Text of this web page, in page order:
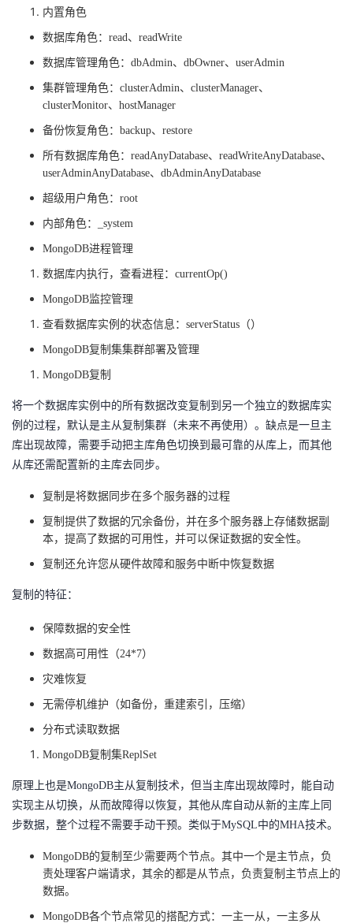
内置角色
数据库角色： read、readWrite
数据库管理角色： dbAdmin、dbOwner、userAdmin
集群管理角色： clusterAdmin、clusterManager、
clusterMonitor、hostManager
备份恢复角色： backup、restore
所有数据库角色： readAnyDatabase、readWriteAnyDatabase、
userAdminAnyDatabase、dbAdminAnyDatabase
超级用户角色： root
内部角色： _system
MongoDB进程管理
数据库内执行，查看进程： currentOp()
MongoDB监控管理
查看数据库实例的状态信息： serverStatus（）
MongoDB复制集集群部署及管理
MongoDB复制
将一个数据库实例中的所有数据改变复制到另一个独立的数据库实
例的过程，默认是主从复制集群（未来不再使用）。缺点是一旦主
库出现故障，需要手动把主库角色切换到最可靠的从库上，而其他
从库还需配置新的主库去同步。
复制是将数据同步在多个服务器的过程
复制提供了数据的冗余备份，并在多个服务器上存储数据副
本，提高了数据的可用性，并可以保证数据的安全性。
复制还允许您从硬件故障和服务中断中恢复数据
复制的特征：
保障数据的安全性
数据高可用性（24*7）
灾难恢复
无需停机维护（如备份，重建索引，压缩）
分布式读取数据
MongoDB复制集ReplSet
原理上也是MongoDB主从复制技术，但当主库出现故障时，能自动
实现主从切换，从而故障得以恢复，其他从库自动从新的主库上同
步数据，整个过程不需要手动干预。类似于MySQL中的MHA技术。
MongoDB的复制至少需要两个节点。其中一个是主节点，负
责处理客户端请求，其余的都是从节点，负责复制主节点上的
数据。
MongoDB各个节点常见的搭配方式：一主一从，一主多从